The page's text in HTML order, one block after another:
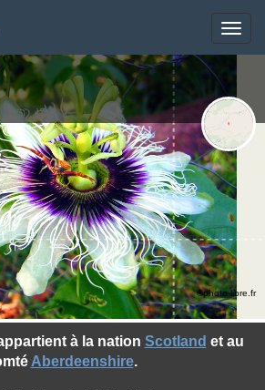
Toggle
à la nation Scotland et au
Aberdeenshire.
©photo-libre.fr
Toggle